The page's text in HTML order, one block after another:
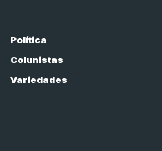
Política
Colunistas
Variedades